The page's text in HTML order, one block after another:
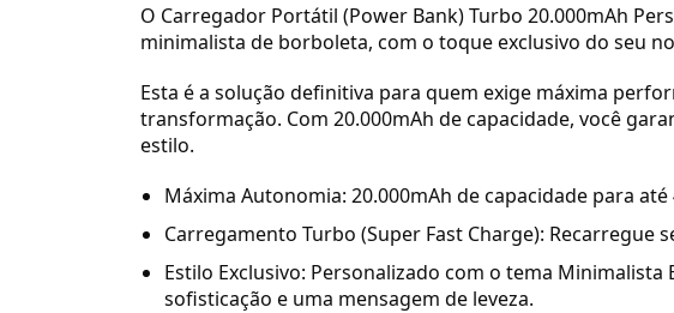
O Carregador Portátil (Power Bank) Turbo 20.000mAh
minimalista de borboleta, com o toque exclusivo do seu
Esta é a solução definitiva para quem exige máxima
transformação. Com 20.000mAh de capacidade, você
estilo.
Máxima Autonomia: 20.000mAh de capacidade para
Carregamento Turbo (Super Fast Charge):
Estilo Exclusivo: Personalizado com o tema
sofisticação e uma mensagem de leveza.